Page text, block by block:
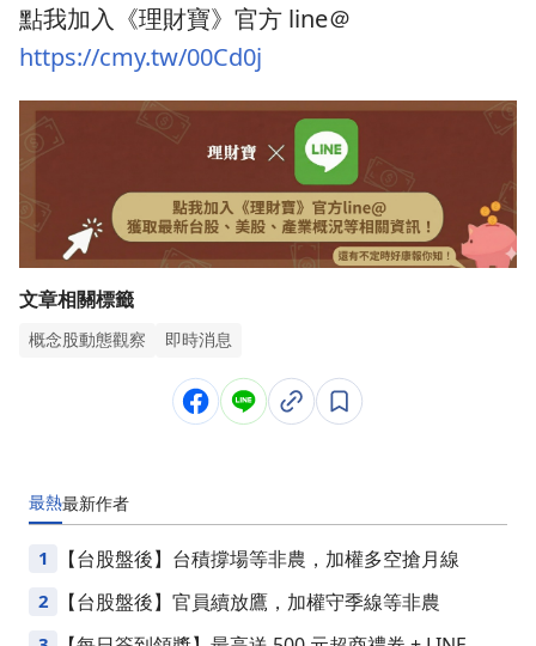
點我加入《理財寶》官方 line＠
https://cmy.tw/00Cd0j
文章相關標籤
概念股動態觀察 即時消息
最熱最新作者
1 【台股盤後】台積撐場等非農，加權多空搶月線
2 【台股盤後】官員續放鷹，加權守季線等非農